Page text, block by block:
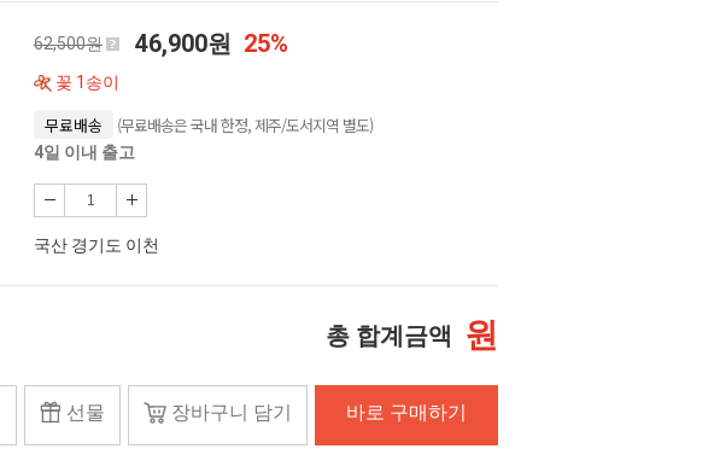
62,500원 46,900원 25%
꽃 1송이
무료배송 (무료배송은 국내 한정, 제주/도서지역 별도)
4일 이내 출고
국산 경기도 이천
총 합계금액 원
선물 장바구니 담기 바로 구매하기